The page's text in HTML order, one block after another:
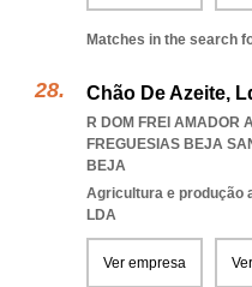
Matches in the search
Chão De Azeite,
R DOM FREI AMADOR
FREGUESIAS BEJA
BEJA
Agricultura e produção
LDA
Ver empresa